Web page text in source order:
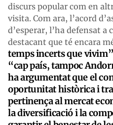
discurs popular com en
visita. Com ara, l’acord
d’esperar, l’ha defensat a
destacant que té encara
temps incerts que
“cap país, tampoc
ha argumentat que el
oportunitat històrica i
pertinença al mercat
la diversificació i la